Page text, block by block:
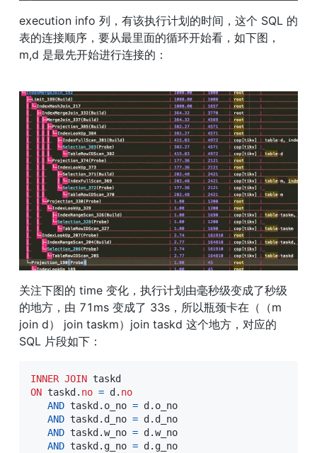
execution info 列，有该执行计划的时间，这个 SQL 的
表的连接顺序，要从最里面的循环开始看，如下图，
m,d 是最先开始进行连接的：
关注下图的 time 变化，执行计划由毫秒级变成了秒级
的地方，由 71ms 变成了 33s，所以瓶颈卡在（（m
join d） join taskm）join taskd 这个地方，对应的
SQL 片段如下：
INNER JOIN
ON taskd . no = d . no
AND taskd . o_no = d . o_no
AND taskd . d_no = d . d_no
AND taskd .w_no = d .w_no
AND taskd . g_no = d . g_no